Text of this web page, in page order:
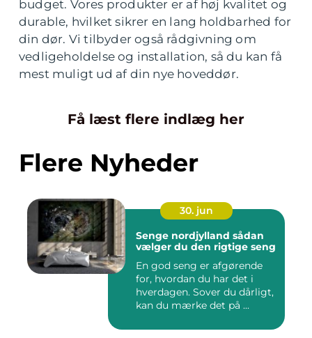
budget. Vores produkter er af høj kvalitet og
durable, hvilket sikrer en lang holdbarhed for
din dør. Vi tilbyder også rådgivning om
vedligeholdelse og installation, så du kan få
mest muligt ud af din nye hoveddør.
Få læst flere indlæg her
Flere Nyheder
30. jun
Senge nordjylland sådan
vælger du den rigtige seng
En god seng er afgørende
for, hvordan du har det i
hverdagen. Sover du dårligt,
kan du mærke det på ...